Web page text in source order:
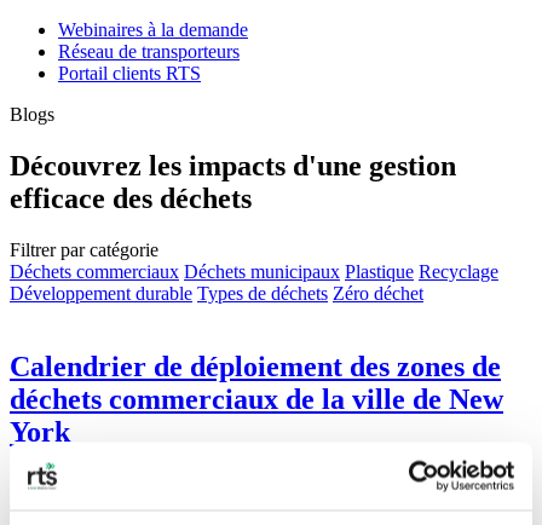
Webinaires à la demande
Réseau de transporteurs
Portail clients RTS
Blogs
Découvrez les impacts d'une gestion
efficace des déchets
Filtrer par catégorie
Déchets commerciaux Déchets municipaux Plastique Recyclage
Développement durable Types de déchets Zéro déchet
Calendrier de déploiement des zones de
déchets commerciaux de la ville de New
York
Le programme « Commercial Waste Zone » de New York sera mis